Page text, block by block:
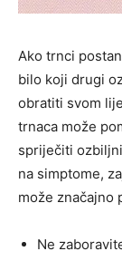
Ako trnci
bilo koji drugi
obratiti svom
trnaca može
spriječiti
na simptome,
može značajno
Ne